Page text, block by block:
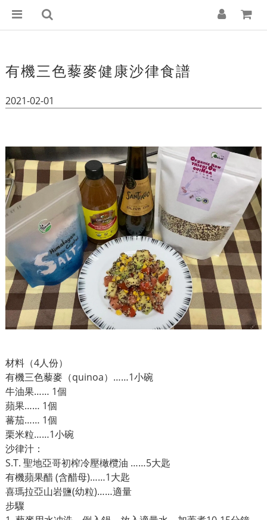
有機三色藜麥健康沙律食譜
2021-02-01
材料（4人份）
有機三色藜麥（quinoa）……1小碗
牛油果…… 1個
蘋果…… 1個
蕃茄…… 1個
栗米粒……1小碗
沙律汁：
S.T. 聖地亞哥初榨冷壓橄欖油 ……5大匙
有機蘋果醋 (含醋母)……1大匙
喜瑪拉亞山岩鹽(幼粒)……適量
步驟